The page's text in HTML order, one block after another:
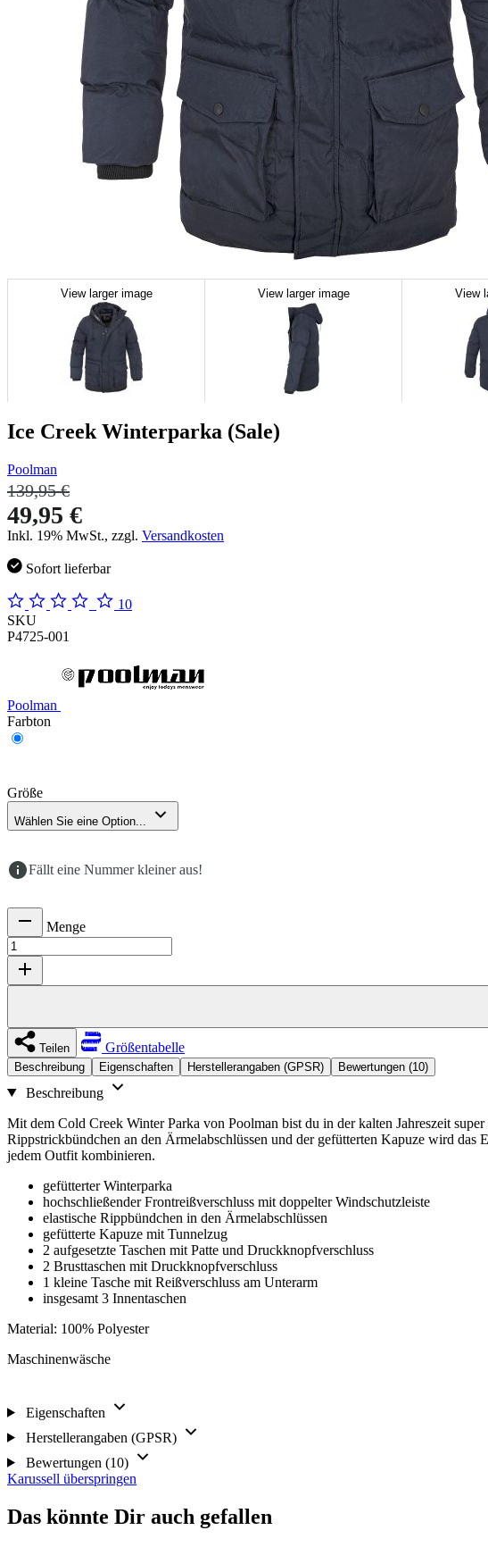
View larger image View larger image View
Ice Creek Winterparka (Sale)
Poolman
139,95 €
49,95 €
Inkl. 19% MwSt., zzgl. Versandkosten
Sofort lieferbar
10
SKU
P4725-001
Poolman
Farbton
Größe
Wählen Sie eine Option...
Fällt eine Nummer kleiner aus!
Menge
Teilen Größentabelle
Beschreibung Eigenschaften Herstellerangaben (GPSR) Bewertungen (10)
Beschreibung
Mit dem Cold Creek Winter Parka von Poolman bist du in der kalten Jahreszeit
Rippstrickbündchen an den Ärmelabschlüssen und der gefütterten Kapuze wird
jedem Outfit kombinieren.
gefütterter Winterparka
hochschließender Frontreißverschluss mit doppelter Windschutzleiste
elastische Rippbündchen in den Ärmelabschlüssen
gefütterte Kapuze mit Tunnelzug
2 aufgesetzte Taschen mit Patte und Druckknopfverschluss
2 Brusttaschen mit Druckknopfverschluss
1 kleine Tasche mit Reißverschluss am Unterarm
insgesamt 3 Innentaschen
Material: 100% Polyester
Maschinenwäsche
Eigenschaften
Herstellerangaben (GPSR)
Bewertungen (10)
Karussell überspringen
Das könnte Dir auch gefallen